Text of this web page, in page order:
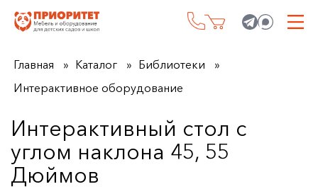
Главная Каталог
Библиотеки
Интерактивное оборудование
Интерактивный стол с
углом наклона 45, 55
Дюймов